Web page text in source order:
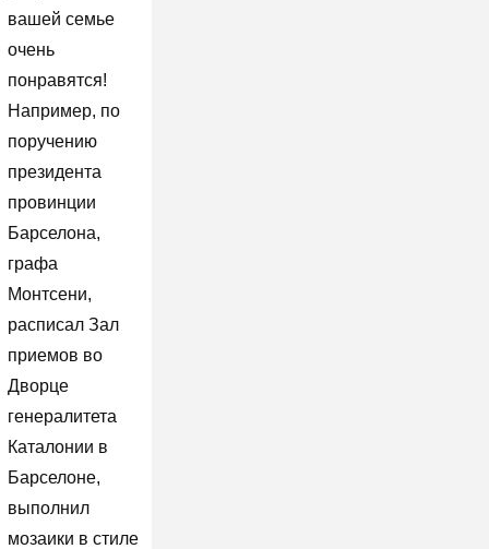
вашей семье
очень
понравятся!
Например, по
поручению
президента
провинции
Барселона,
графа
Монтсени,
расписал Зал
приемов во
Дворце
генералитета
Каталонии в
Барселоне,
выполнил
мозаики в стиле